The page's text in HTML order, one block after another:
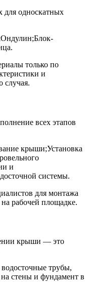
для односкатных
только по
и
случая.
всех этапов
крыши;Установка
и
системы.
для монтажа
рабочей площадке.
крыши — это
трубы,
стены и фундамент в